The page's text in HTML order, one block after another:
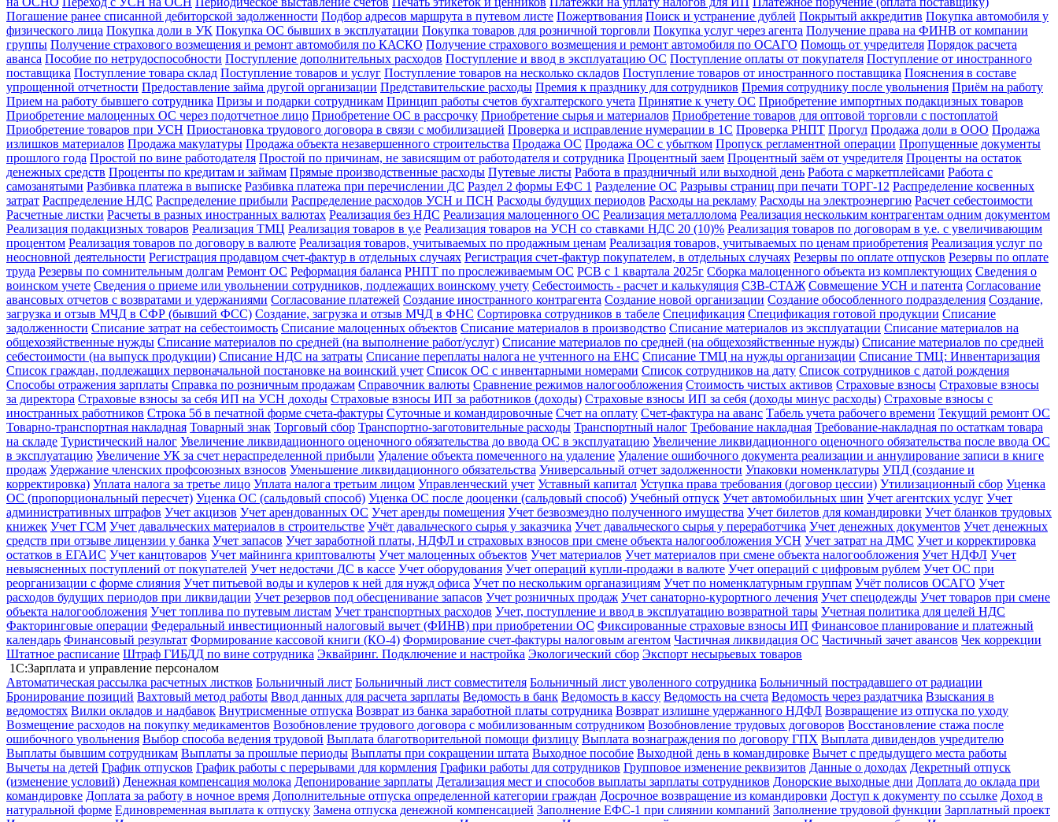
Погашение ранее списанной дебиторской задолженности Подбор адресов маршрута в путевом листе Пожертвования Поиск и устранение дублей Покрытый аккредитив Покупка автомобиля у
физического лица Покупка доли в УК Покупка ОС бывших в эксплуатации Покупка товаров для розничной торговли Покупка услуг через агента Получение права на ФИНВ от компании
группы Получение страхового возмещения и ремонт автомобиля по КАСКО Получение страхового возмещения и ремонт автомобиля по ОСАГО Помощь от учредителя Порядок расчета
аванса Пособие по нетрудоспособности Поступление дополнительных расходов Поступление и ввод в эксплуатацию ОС Поступление оплаты от покупателя Поступление от иностранного
поставщика Поступление товара склад Поступление товаров и услуг Поступление товаров на несколько складов Поступление товаров от иностранного поставщика Пояснения в составе
упрощенной отчетности Предоставление займа другой организации Представительские расходы Премия к празднику для сотрудников Премия сотруднику после увольнения Приём на работу
Прием на работу бывшего сотрудника Призы и подарки сотрудникам Принцип работы счетов бухгалтерского учета Принятие к учету ОС Приобретение импортных подакцизных товаров
Приобретение малоценных ОС через подотчетное лицо Приобретение ОС в рассрочку Приобретение сырья и материалов Приобретение товаров для оптовой торговли с постоплатой
Приобретение товаров при УСН Приостановка трудового договора в связи с мобилизацией Проверка и исправление нумерации в 1С Проверка РНПТ Прогул Продажа доли в ООО Продажа
излишков материалов Продажа макулатуры Продажа объекта незавершенного строительства Продажа ОС Продажа ОС с убытком Пропуск регламентной операции Пропущенные документы
прошлого года Простой по вине работодателя Простой по причинам, не зависящим от работодателя и сотрудника Процентный заем Процентный заём от учредителя Проценты на остаток
денежных средств Проценты по кредитам и займам Прямые производственные расходы Путевые листы Работа в праздничный или выходной день Работа с маркетплейсами Работа с
самозанятыми Разбивка платежа в выписке Разбивка платежа при перечислении ДС Раздел 2 формы ЕФС 1 Разделение ОС Разрывы страниц при печати ТОРГ-12 Распределение косвенных
затрат Распределение НДС Распределение прибыли Распределение расходов УСН и ПСН Расходы будущих периодов Расходы на рекламу Расходы на электроэнергию Расчет себестоимости
Расчетные листки Расчеты в разных иностранных валютах Реализация без НДС Реализация малоценного ОС Реализация металлолома Реализация нескольким контрагентам одним документом
Реализация подакцизных товаров Реализация ТМЦ Реализация товаров в у.е Реализация товаров на УСН со ставками НДС 20 (10)% Реализация товаров по договорам в у.е. с увеличивающим
процентом Реализация товаров по договору в валюте Реализация товаров, учитываемых по продажным ценам Реализация товаров, учитываемых по ценам приобретения Реализация услуг по
неосновной деятельности Регистрация продавцом счет-фактур в отдельных случаях Регистрация счет-фактур покупателем, в отдельных случаях Резервы по оплате отпусков Резервы по оплате
труда Резервы по сомнительным долгам Ремонт ОС Реформация баланса РНПТ по прослеживаемым ОС РСВ с 1 квартала 2025г Сборка малоценного объекта из комплектующих Сведения о
воинском учете Сведения о приеме или увольнении сотрудников, подлежащих воинскому учету Себестоимость - расчет и калькуляция СЗВ-СТАЖ Совмещение УСН и патента Согласование
авансовых отчетов с возвратами и удержаниями Согласование платежей Создание иностранного контрагента Создание новой организации Создание обособленного подразделения Создание,
загрузка и отзыв МЧД в СФР (бывший ФСС) Создание, загрузка и отзыв МЧД в ФНС Сортировка сотрудников в табеле Спецификация Спецификация готовой продукции Списание
задолженности Списание затрат на себестоимость Списание малоценных объектов Списание материалов в производство Списание материалов из эксплуатации Списание материалов на
общехозяйственные нужды Списание материалов по средней (на выполнение работ/услуг) Списание материалов по средней (на общехозяйственные нужды) Списание материалов по средней
себестоимости (на выпуск продукции) Списание НДС на затраты Списание переплаты налога не учтенного на ЕНС Списание ТМЦ на нужды организации Списание ТМЦ: Инвентаризация
Список граждан, подлежащих первоначальной постановке на воинский учет Список ОС с инвентарными номерами Список сотрудников на дату Список сотрудников с датой рождения
Способы отражения зарплаты Справка по розничным продажам Справочник валюты Сравнение режимов налогообложения Стоимость чистых активов Страховые взносы Страховые взносы
за директора Страховые взносы за себя ИП на УСН доходы Страховые взносы ИП за работников (доходы) Страховые взносы ИП за себя (доходы минус расходы) Страховые взносы с
иностранных работников Строка 5б в печатной форме счета-фактуры Суточные и командировочные Счет на оплату Счет-фактура на аванс Табель учета рабочего времени Текущий ремонт ОС
Товарно-транспортная накладная Товарный знак Торговый сбор Транспортно-заготовительные расходы Транспортный налог Требование накладная Требование-накладная по остаткам товара
на складе Туристический налог Увеличение ликвидационного оценочного обязательства до ввода ОС в эксплуатацию Увеличение ликвидационного оценочного обязательства после ввода ОС
в эксплуатацию Увеличение УК за счет нераспределенной прибыли Удаление объекта помеченного на удаление Удаление ошибочного документа реализации и аннулирование записи в книге
продаж Удержание членских профсоюзных взносов Уменьшение ликвидационного обязательства Универсальный отчет задолженности Упаковки номенклатуры УПД (создание и
корректировка) Уплата налога за третье лицо Уплата налога третьим лицом Управленческий учет Уставный капитал Уступка права требования (договор цессии) Утилизационный сбор Уценка
ОС (пропорциональный пересчет) Уценка ОС (сальдовый способ) Уценка ОС после дооценки (сальдовый способ) Учебный отпуск Учет автомобильных шин Учет агентских услуг Учет
административных штрафов Учет акцизов Учет арендованных ОС Учет аренды помещения Учет безвозмездно полученного имущества Учет билетов для командировки Учет бланков трудовых
книжек Учет ГСМ Учет давальческих материалов в строительстве Учёт давальческого сырья у заказчика Учет давальческого сырья у переработчика Учет денежных документов Учет денежных
средств при отзыве лицензии у банка Учет запасов Учет заработной платы, НДФЛ и страховых взносов при смене объекта налогообложения УСН Учет затрат на ДМС Учет и корректировка
остатков в ЕГАИС Учет канцтоваров Учет майнинга криптовалюты Учет малоценных объектов Учет материалов Учет материалов при смене объекта налогообложения Учет НДФЛ Учет
невыясненных поступлений от покупателей Учет недостачи ДС в кассе Учет оборудования Учет операций купли-продажи в валюте Учет операций с цифровым рублем Учет ОС при
реорганизации с форме слияния Учет питьевой воды и кулеров к ней для нужд офиса Учет по нескольким органазициям Учет по номенклатурным группам Учёт полисов ОСАГО Учет
расходов будущих периодов при ликвидации Учет резервов под обесценивание запасов Учет розничных продаж Учет санаторно-курортного лечения Учет спецодежды Учет товаров при смене
объекта налогообложения Учет топлива по путевым листам Учет транспортных расходов Учет, поступление и ввод в эксплуатацию возвратной тары Учетная политика для целей НДС
Факторинговые операции Федеральный инвестиционный налоговый вычет (ФИНВ) при приобретении ОС Фиксированные страховые взносы ИП Финансовое планирование и платежный
календарь Финансовый результат Формирование кассовой книги (КО-4) Формирование счет-фактуры налоговым агентом Частичная ликвидация ОС Частичный зачет авансов Чек коррекции
Штатное расписание Штраф ГИБДД по вине сотрудника Эквайринг. Подключение и настройка Экологический сбор Экспорт несырьевых товаров
1С:Зарплата и управление персоналом
Автоматическая рассылка расчетных листков Больничный лист Больничный лист совместителя Больничный лист уволенного сотрудника Больничный пострадавшего от радиации
Бронирование позиций Вахтовый метод работы Ввод данных для расчета зарплаты Ведомость в банк Ведомость в кассу Ведомость на счета Ведомость через раздатчика Взыскания в
ведомостях Вилки окладов и надбавок Внутрисменные отпуска Возврат из банка заработной платы сотрудника Возврат излишне удержанного НДФЛ Возвращение из отпуска по уходу
Возмещение расходов на покупку медикаментов Возобновление трудового договора с мобилизованным сотрудником Возобновление трудовых договоров Восстановление стажа после
ошибочного увольнения Выбор способа ведения трудовой Выплата благотворительной помощи физлицу Выплата вознаграждения по договору ГПХ Выплата дивидендов учредителю
Выплаты бывшим сотрудникам Выплаты за прошлые периоды Выплаты при сокращении штата Выходное пособие Выходной день в командировке Вычет с предыдущего места работы
Вычеты на детей График отпусков График работы с перерывами для кормления Графики работы для сотрудников Групповое изменение реквизитов Данные о доходах Декретный отпуск
(изменение условий) Денежная компенсация молока Депонирование зарплаты Детализация мест и способов выплаты зарплаты сотрудников Донорские выходные дни Доплата до оклада при
командировке Доплата за работу в ночное время Дополнительные отпуска определенной категории граждан Досрочное возвращение из командировки Доступ к документу по ссылке Доход в
натуральной форме Единовременная выплата к отпуску Замена отпуска денежной компенсацией Заполнение ЕФС-1 при слиянии компаний Заполнение трудовой функции Зарплатный проект